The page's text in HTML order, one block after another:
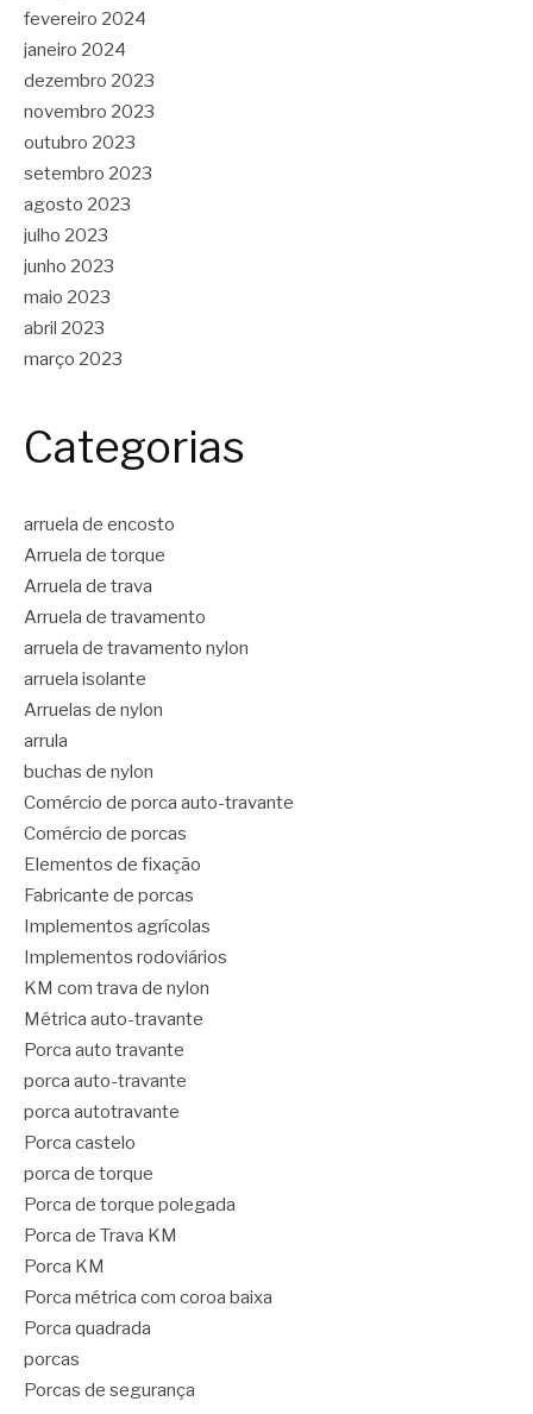
fevereiro 2024
janeiro 2024
dezembro 2023
novembro 2023
outubro 2023
setembro 2023
agosto 2023
julho 2023
junho 2023
maio 2023
abril 2023
março 2023
Categorias
arruela de encosto
Arruela de torque
Arruela de trava
Arruela de travamento
arruela de travamento nylon
arruela isolante
Arruelas de nylon
arrula
buchas de nylon
Comércio de porca auto-travante
Comércio de porcas
Elementos de fixação
Fabricante de porcas
Implementos agrícolas
Implementos rodoviários
KM com trava de nylon
Métrica auto-travante
Porca auto travante
porca auto-travante
porca autotravante
Porca castelo
porca de torque
Porca de torque polegada
Porca de Trava KM
Porca KM
Porca métrica com coroa baixa
Porca quadrada
porcas
Porcas de segurança